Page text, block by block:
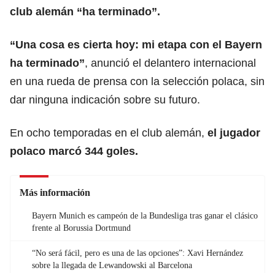
club alemán “ha terminado”.
“Una cosa es cierta hoy: mi etapa con el Bayern
ha terminado”, anunció el delantero internacional
en una rueda de prensa con la selección polaca, sin
dar ninguna indicación sobre su futuro.
En ocho temporadas en el club alemán, el jugador
polaco marcó 344 goles.
Más información
Bayern Munich es campeón de la Bundesliga tras ganar el clásico
frente al Borussia Dortmund
“No será fácil, pero es una de las opciones”: Xavi Hernández
sobre la llegada de Lewandowski al Barcelona